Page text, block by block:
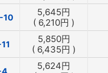
10 5,645円
( 6,210円 )
5,850円
( 6,435円 )
4 5,624円